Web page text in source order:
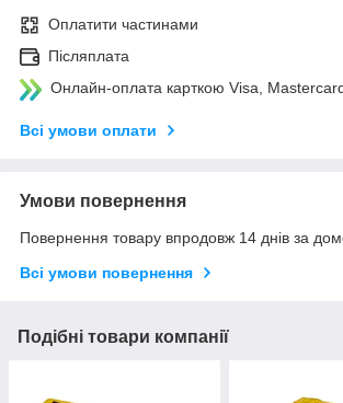
Оплатити частинами
Післяплата
Онлайн-оплата карткою Visa,
Всі умови оплати
Умови повернення
Повернення товару впродовж 14 днів за
Всі умови повернення
Подібні товари компанії